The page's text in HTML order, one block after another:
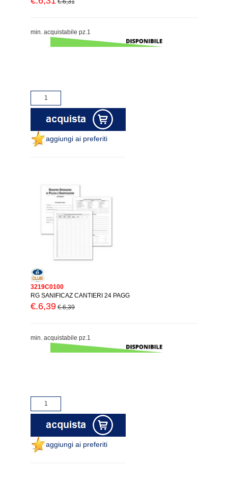
min. acquistabile pz.1
aggiungi ai preferiti
3219C0100
RG SANIFICAZ CANTIERI 24 PAGG
€.6,39 €.6,39
min. acquistabile pz.1
aggiungi ai preferiti